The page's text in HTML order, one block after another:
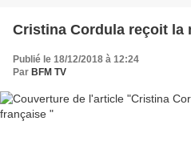
Cristina Cordula reçoit la
Publié le 18/12/2018 à 12:24
Par BFM TV